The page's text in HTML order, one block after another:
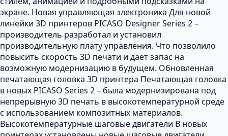
экране. Новая управляющая электроника Для новой
линейки 3D принтеров PICASO Designer Series 2 –
производитель разработал и установил
производительную плату управления. Что позволило
повысить скорость 3D печати и дает запас на
возможную модернизацию в будущем. Обновленная
печатающая головка 3D принтера Печатающая головка
в новых PICASO Series 2 – была модернизирована под
непрерывную 3D печать в высокотемпературной среде
с использованием композитных материалов.
Высокотемпературные шаговые двигатели В новых